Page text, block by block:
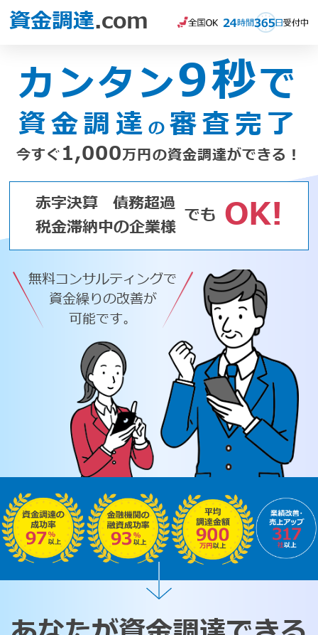
資金調達.com
カンタン9秒で
資金調達 の審査完了
今すぐ1,000万円の資金調達ができる！
赤字決算
債務超過
税金滞納中の企業様 でも OK!
無料コンサルティングで
資金繰りの改善が
可能です。